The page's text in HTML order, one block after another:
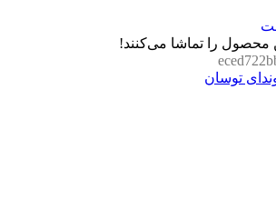
محصول را تماشا می‌کنند!
توسان